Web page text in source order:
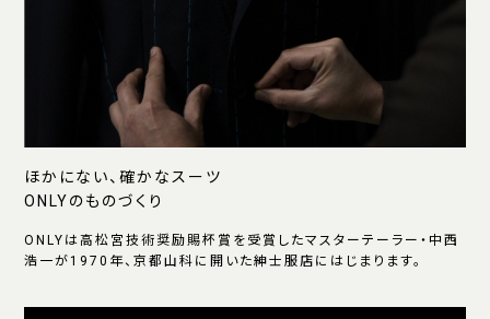
ほかにない、確かなスーツ
ONLYのものづくり
ONLYは高松宮技術奨励賜杯賞を受賞したマスターテーラー・中西
浩一が1970年、京都山科に開いた紳士服店にはじまります。